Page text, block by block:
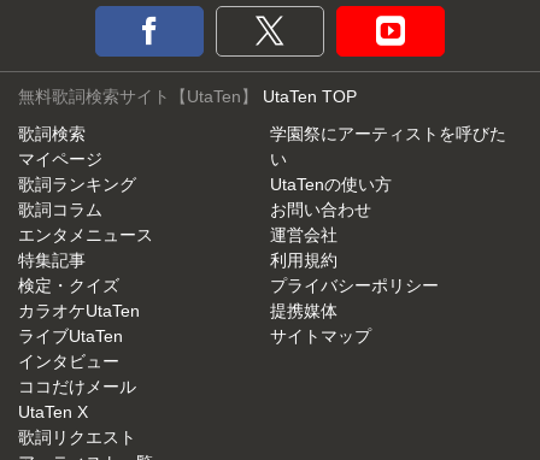
無料歌詞検索サイト【UtaTen】 UtaTen TOP
歌詞検索
マイページ
歌詞ランキング
歌詞コラム
エンタメニュース
特集記事
検定・クイズ
カラオケUtaTen
ライブUtaTen
インタビュー
ココだけメール
UtaTen X
歌詞リクエスト
学園祭にアーティストを呼びた
い
UtaTenの使い方
お問い合わせ
運営会社
利用規約
プライバシーポリシー
提携媒体
サイトマップ